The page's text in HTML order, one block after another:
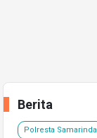
Berita
Polresta Samarinda